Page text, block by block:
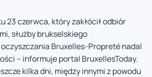
23 czerwca, który zakłócił odbiór
służby brukselskiego
Bruxelles-Propreté nadal
– informuje portal BruxellesToday.
kilka dni, między innymi z powodu